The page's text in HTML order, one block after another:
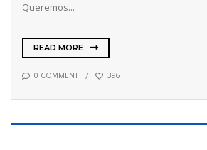
Queremos...
READ MORE
0 COMMENT 396